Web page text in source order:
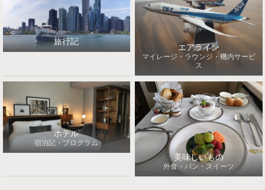
旅行記
エアライン
マイレージ・ラウンジ・機内サービ
ス
ホテル
宿泊記・プログラム
美味しいもの
外食・パン・スイーツ